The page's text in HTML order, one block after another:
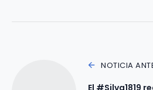
NOTICIA
El #Silva1819